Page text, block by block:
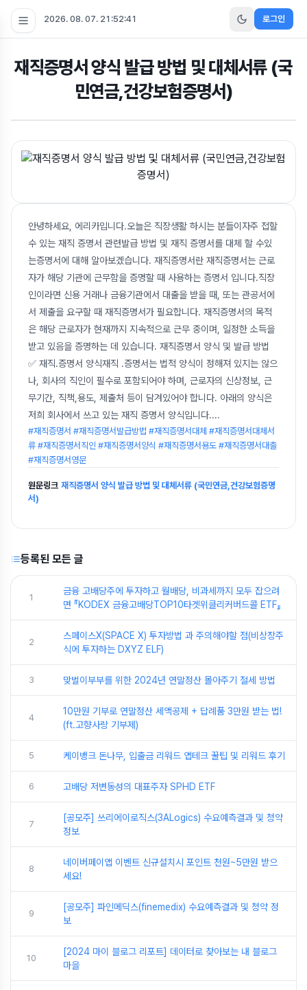
2026. 08. 07. 21:52:42 로그인
재직증명서 양식 발급 방법 및 대체서류 (국
민연금,건강보험증명서)
안녕하세요, 에리카입니다.오늘은 직장생활 하시는 분들이자주 접할
수 있는 재직 증명서 관련발급 방법 및 재직 증명서를 대체 할 수있
는증명서에 대해 알아보겠습니다. 재직증명서란 재직증명서는 근로
자가 해당 기관에 근무함을 증명할 때 사용하는 증명서 입니다.직장
인이라면 신용 거래나 금융기관에서 대출을 받을 때, 또는 관공서에
서 제출을 요구할 때 재직증명서가 필요합니다. 재직증명서의 목적
은 해당 근로자가 현재까지 지속적으로 근무 중이며, 일정한 소득을
받고 있음을 증명하는 데 있습니다. 재직증명서 양식 및 발급 방법
✅ 재직.증명서 양식재직 .증명서는 법적 양식이 정해져 있지는 않으
나, 회사의 직인이 필수로 포함되어야 하며, 근로자의 신상정보, 근
무기간, 직책,용도, 제출처 등이 담겨있어야 합니다. 아래의 양식은
저희 회사에서 쓰고 있는 재직 증명서 양식입니다....
#재직증명서 #재직증명서발급방법 #재직증명서대체 #재직증명서대체서
류 #재직증명서직인 #재직증명서양식 #재직증명서용도 #재직증명서대출
#재직증명서영문
원문링크 재직증명서 양식 발급 방법 및 대체서류 (국민연금,건강보험증명
서)
등록된 모든 글
1
금융 고배당주에 투자하고 월배당, 비과세까지 모두 잡으려
면 『KODEX 금융고배당TOP10타겟위클리커버드콜 ETF』
2
스페이스X(SPACE X) 투자방법 과 주의해야할 점(비상장주
식에 투자하는 DXYZ ELF)
3 맞벌이부부를 위한 2024년 연말정산 몰아주기 절세 방법
4
10만원 기부로 연말정산 세액공제 + 답례품 3만원 받는 법!
(ft.고향사랑 기부제)
5 케이뱅크 돈나무, 입출금 리워드 앱테크 꿀팁 및 리워드 후기
6 고배당 저변동성의 대표주자 SPHD ETF
7
[공모주] 쓰리에이로직스(3ALogics) 수요예측결과 및 청약
정보
8
네이버페이앱 이벤트 신규설치시 포인트 천원~5만원 받으
세요!
9
[공모주] 파인메딕스(finemedix) 수요예측결과 및 청약 정
보
10
[2024 마이 블로그 리포트] 데이터로 찾아보는 내 블로그
마을